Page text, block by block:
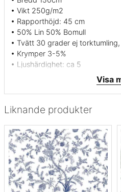
Liknande produkter
• Vikt 250g/m2
• Rapporthöjd: 45 cm
• 50% Lin 50% Bomull
• Tvätt 30 grader ej
• Krymper 3-5%
• Ljushärdighet: ca 5
• Formgivare: Stig Lindberg
Visa